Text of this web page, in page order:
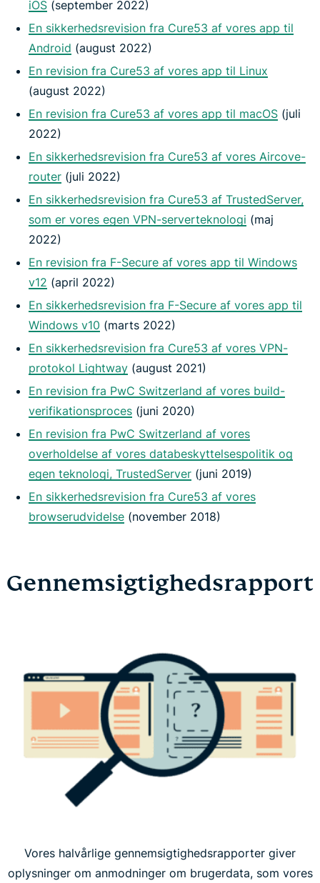
iOS (september 2022)
En sikkerhedsrevision fra Cure53 af vores app til
Android (august 2022)
En revision fra Cure53 af vores app til Linux
(august 2022)
En revision fra Cure53 af vores app til macOS (juli
2022)
En sikkerhedsrevision fra Cure53 af vores Aircove-
router (juli 2022)
En sikkerhedsrevision fra Cure53 af TrustedServer,
som er vores egen VPN-serverteknologi (maj
2022)
En revision fra F-Secure af vores app til Windows
v12 (april 2022)
En sikkerhedsrevision fra F-Secure af vores app til
Windows v10 (marts 2022)
En sikkerhedsrevision fra Cure53 af vores VPN-
protokol Lightway (august 2021)
En revision fra PwC Switzerland af vores build-
verifikationsproces (juni 2020)
En revision fra PwC Switzerland af vores
overholdelse af vores databeskyttelsespolitik og
egen teknologi, TrustedServer (juni 2019)
En sikkerhedsrevision fra Cure53 af vores
browserudvidelse (november 2018)
Gennemsigtighedsrapport
Vores halvårlige gennemsigtighedsrapporter giver
oplysninger om anmodninger om brugerdata, som vores